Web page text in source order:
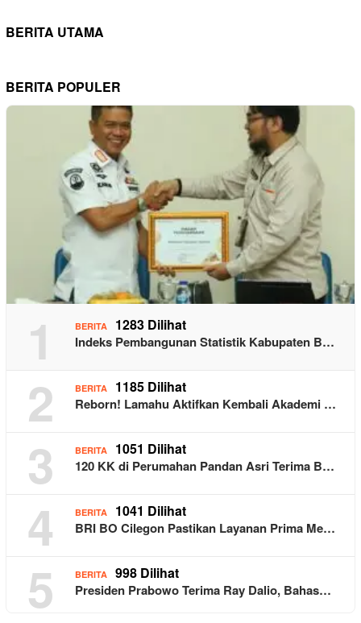
BERITA UTAMA
BERITA POPULER
1 BERITA 1283 Dilihat
Indeks Pembangunan Statistik Kabupaten B…
2 BERITA 1185 Dilihat
Reborn! Lamahu Aktifkan Kembali Akademi …
3 BERITA 1051 Dilihat
120 KK di Perumahan Pandan Asri Terima B…
4 BERITA 1041 Dilihat
BRI BO Cilegon Pastikan Layanan Prima Me…
5 BERITA 998 Dilihat
Presiden Prabowo Terima Ray Dalio, Bahas…